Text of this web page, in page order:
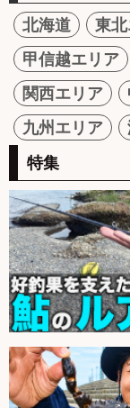
北海道 東
甲信越エリア
関西エリア
九州エリア
特集